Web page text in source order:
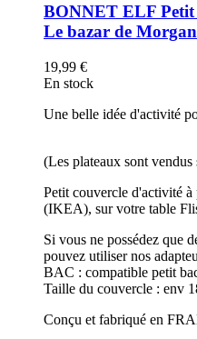
BONNET ELF
Le bazar de
19,99 €
En stock
Une belle idée d'activité
(Les plateaux sont vendus
Petit couvercle d'activité
(IKEA), sur votre table
Si vous ne possédez que
pouvez utiliser nos
BAC : compatible petit
Taille du couvercle : env
Conçu et fabriqué en